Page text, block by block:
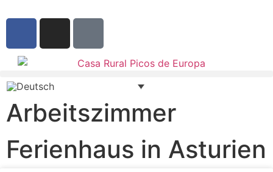
Arbeitszimmer
Ferienhaus in Asturien